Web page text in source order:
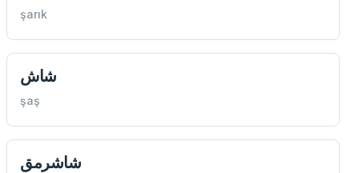
şarık
شاش
şaş
شاشرمق